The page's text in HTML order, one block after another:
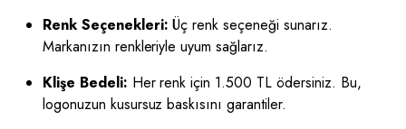
Renk Seçenekleri: Üç renk seçeneği sunarız.
Markanızın renkleriyle uyum sağlarız.
Klişe Bedeli: Her renk için 1.500 TL ödersiniz. Bu,
logonuzun kusursuz baskısını garantiler.